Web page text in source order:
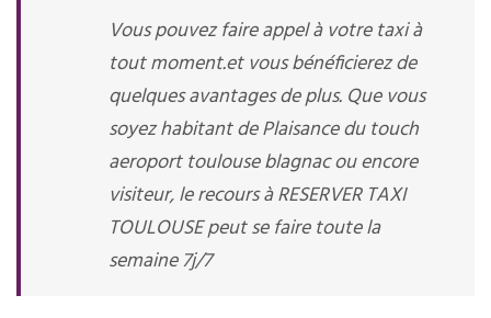
Vous pouvez faire appel à votre taxi à
tout moment.et vous bénéficierez de
quelques avantages de plus. Que vous
soyez habitant de Plaisance du touch
aeroport toulouse blagnac ou encore
visiteur, le recours à RESERVER TAXI
TOULOUSE peut se faire toute la
semaine 7j/7